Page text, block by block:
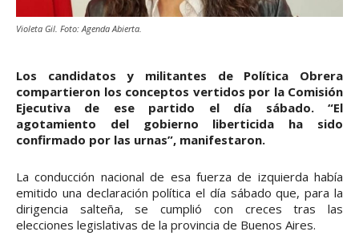
Violeta Gil. Foto: Agenda Abierta.
Los candidatos y militantes de Política Obrera
compartieron los conceptos vertidos por la Comisión
Ejecutiva de ese partido el día sábado. “El
agotamiento del gobierno liberticida ha sido
confirmado por las urnas”, manifestaron.
La conducción nacional de esa fuerza de izquierda había
emitido una declaración política el día sábado que, para la
dirigencia salteña, se cumplió con creces tras las
elecciones legislativas de la provincia de Buenos Aires.